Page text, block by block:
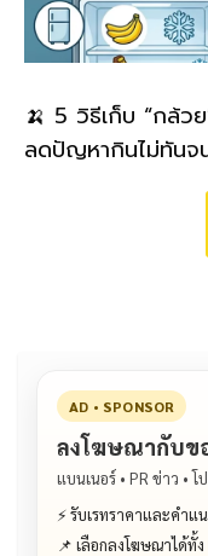
🍌 5 วิธีเก็บ “กล้ว
ลดปัญหากินไม่ทัน
AD • SPONSOR
ลงโฆษณากับข
แบนเนอร์ • PR ข่าว • โ
⚡ รับเรทราคาและคำ
📌 เลือกลงโฆษณาได้ทั้